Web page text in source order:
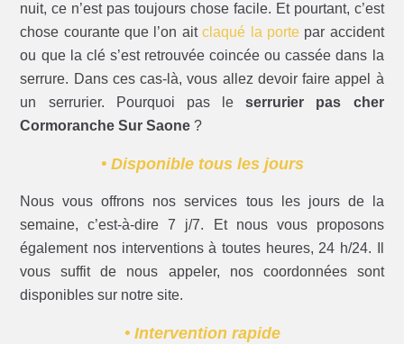
nuit, ce n’est pas toujours chose facile. Et pourtant, c’est
chose courante que l’on aitclaqué la portepar accident
ou que la clé s’est retrouvée coincée ou cassée dans la
serrure. Dans ces cas-là, vous allez devoir faire appel à
un serrurier. Pourquoi pas leserrurier pas cher
Cormoranche Sur Saone ?
• Disponible tous les jours
Nous vous offrons nos services tous les jours de la
semaine, c’est-à-dire 7 j/7. Et nous vous proposons
également nos interventions à toutes heures, 24 h/24. Il
vous suffit de nous appeler, nos coordonnées sont
disponibles sur notre site.
• Intervention rapide